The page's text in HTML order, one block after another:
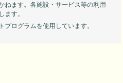
ねます。各施設・サービス等の利用
ます。
プログラムを使用しています。